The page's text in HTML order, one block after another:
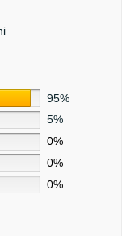
95%
5%
0%
0%
0%